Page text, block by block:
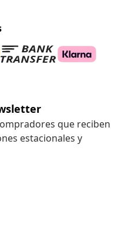
que reciben
estacionales y